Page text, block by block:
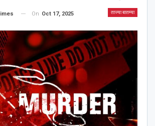
ताज्या बातम्या
On Oct 17, 2025